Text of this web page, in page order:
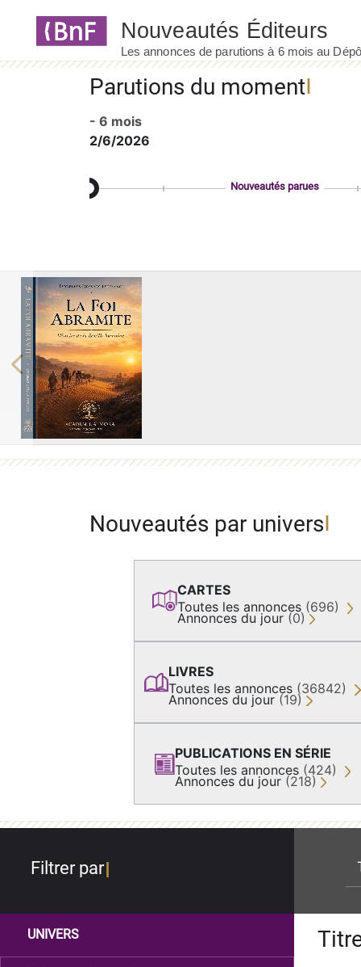
Parutions du moment
- 6 mois
2/6/2026
Nouveautés parues
Previous
Nouveautés par univers
CARTES
Toutes les annonces (696)
Annonces du jour (0)
LIVRES
Toutes les annonces (36842)
Annonces du jour (19)
PUBLICATIONS EN SÉRIE
Toutes les annonces (424)
Annonces du jour (218)
Filtrer par
UNIVERS